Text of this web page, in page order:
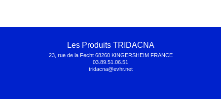
Les Produits TRIDACNA
23, rue de la Fecht 68260 KINGERSHEIM FRANCE
03.89.51.06.51
tridacna@evhr.net